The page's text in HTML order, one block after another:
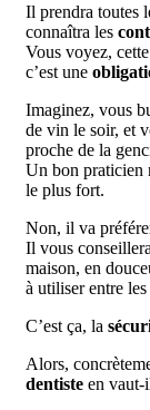
Il prendra toutes
connaîtra les
Vous voyez,
c’est une
Imaginez, vous
de vin le soir, et
proche de la
Un bon praticien
le plus fort.
Non, il va
Il vous
maison, en
à utiliser entre les
C’est ça, la
Alors,
dentiste en vaut-